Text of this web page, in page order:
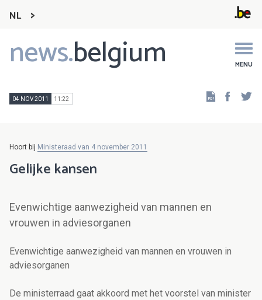
NL
news.belgium MENU
Main
navigation
04 NOV 2011 11:22
Hoort bij Ministeraad van 4 november 2011
Gelijke kansen
Evenwichtige aanwezigheid van mannen en
vrouwen in adviesorganen
Evenwichtige aanwezigheid van mannen en vrouwen in
adviesorganen
De ministerraad gaat akkoord met het voorstel van minister